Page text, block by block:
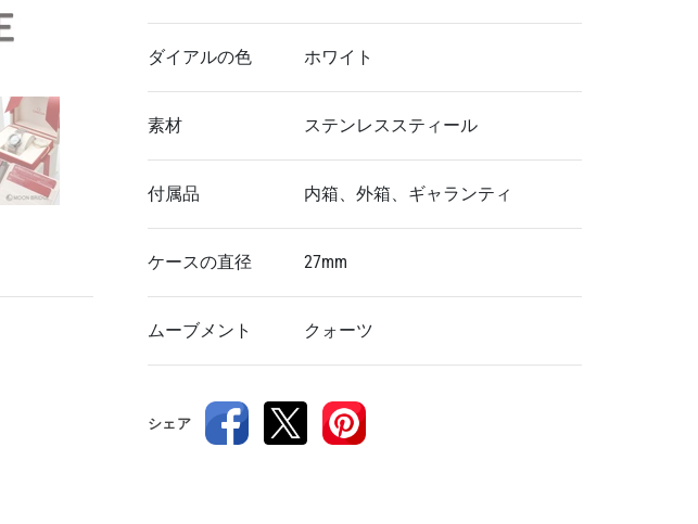
ダイアルの色 ホワイト
素材 ステンレススティール
付属品 内箱、外箱、ギャランティ
ケースの直径 27mm
ムーブメント クォーツ
シェア